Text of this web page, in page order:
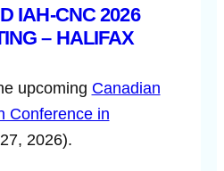
IAH-CNC 2026
– HALIFAX
upcoming Canadian
Conference in
2026).